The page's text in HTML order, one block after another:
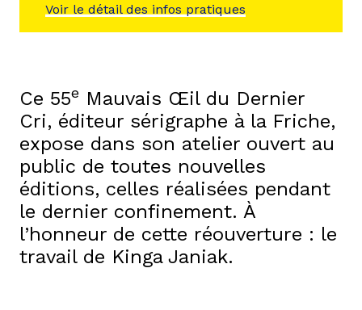
Voir le détail des infos pratiques
Ce 55e Mauvais Œil du Dernier
Cri, éditeur sérigraphe à la Friche,
expose dans son atelier ouvert au
public de toutes nouvelles
éditions, celles réalisées pendant
le dernier confinement. À
l’honneur de cette réouverture : le
travail de Kinga Janiak.